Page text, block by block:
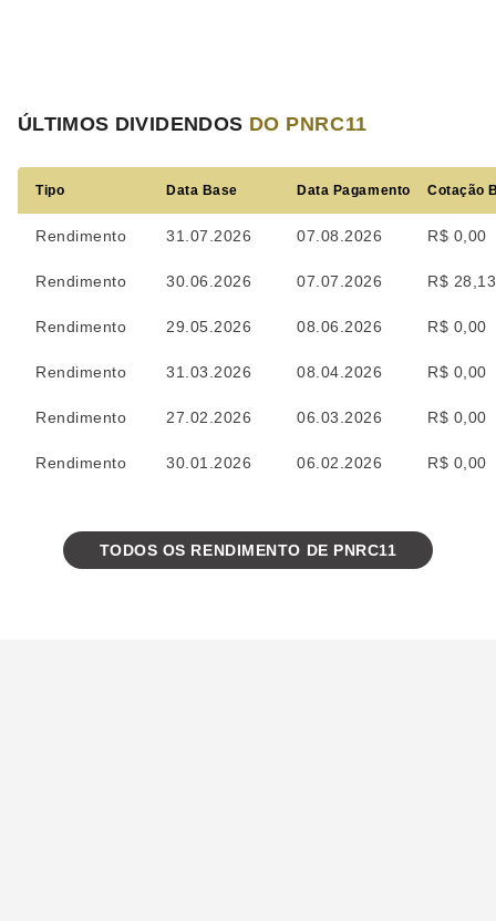
ÚLTIMOS DIVIDENDOS DO PNRC11
Tipo Data Base Data Pagamento Cotação
Rendimento 31.07.2026 07.08.2026 R$ 0,00
Rendimento 30.06.2026 07.07.2026 R$ 28,13
Rendimento 29.05.2026 08.06.2026 R$ 0,00
Rendimento 31.03.2026 08.04.2026 R$ 0,00
Rendimento 27.02.2026 06.03.2026 R$ 0,00
Rendimento 30.01.2026 06.02.2026 R$ 0,00
TODOS OS RENDIMENTO DE PNRC11